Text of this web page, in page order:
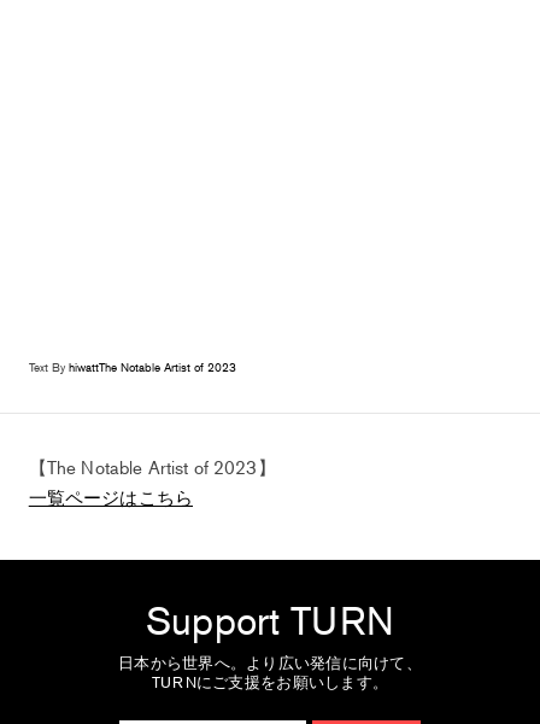
Text By hiwattThe Notable Artist of 2023
【The Notable Artist of 2023】
一覧ページはこちら
Support TURN
日本から世界へ。より広い発信に向けて、
TURNにご支援をお願いします。